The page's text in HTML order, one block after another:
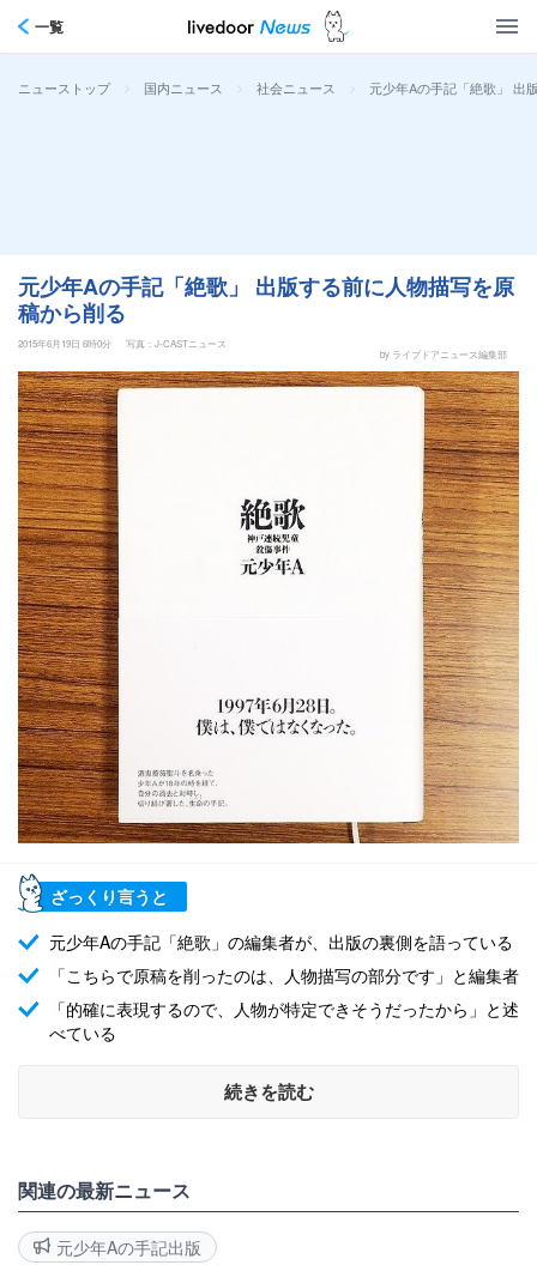
一覧
ニューストップ > 国内ニュース > 社会ニュース > 元少年Aの手記「絶歌」 出
元少年Aの手記「絶歌」 出版する前に人物描写を原
稿から削る
2015年6月19日 6時0分
写真：J-CASTニュース
by ライブドアニュース編集部
ざっくり言うと
元少年Aの手記「絶歌」の編集者が、出版の裏側を語っている
「こちらで原稿を削ったのは、人物描写の部分です」と編集者
「的確に表現するので、人物が特定できそうだったから」と述
べている
続きを読む
関連の最新ニュース
元少年Aの手記出版